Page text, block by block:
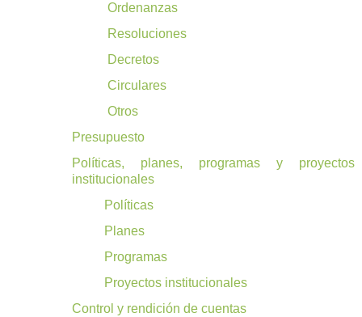
Ordenanzas
Resoluciones
Decretos
Circulares
Otros
Presupuesto
Políticas, planes, programas y proyectos
institucionales
Políticas
Planes
Programas
Proyectos institucionales
Control y rendición de cuentas